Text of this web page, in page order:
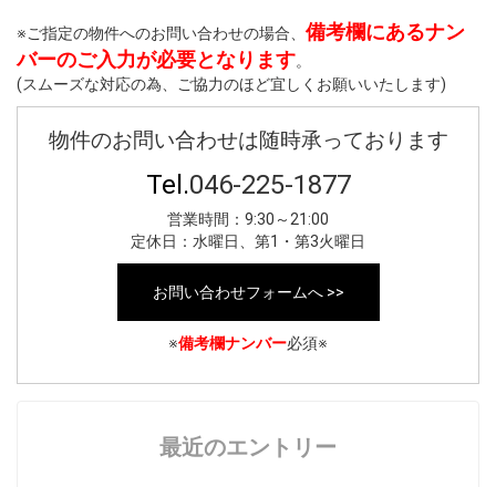
※ご指定の物件へのお問い合わせの場合、 備考欄にあるナン
バーのご入力が必要となります。
(スムーズな対応の為、ご協力のほど宜しくお願いいたします)
物件のお問い合わせは随時承っております
Tel.046-225-1877
営業時間：9:30～21:00
定休日：水曜日、第1・第3火曜日
お問い合わせフォームへ >>
※備考欄ナンバー必須※
最近のエントリー